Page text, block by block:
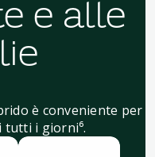
e alle
è conveniente per
tutti i giorni⁶.